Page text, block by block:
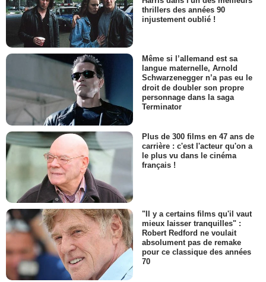
thrillers des années 90
injustement oublié !
Même si l’allemand est sa
langue maternelle, Arnold
Schwarzenegger n’a pas eu le
droit de doubler son propre
personnage dans la saga
Terminator
Plus de 300 films en 47 ans de
carrière : c'est l'acteur qu'on a
le plus vu dans le cinéma
français !
"Il y a certains films qu'il vaut
mieux laisser tranquilles" :
Robert Redford ne voulait
absolument pas de remake
pour ce classique des années
70